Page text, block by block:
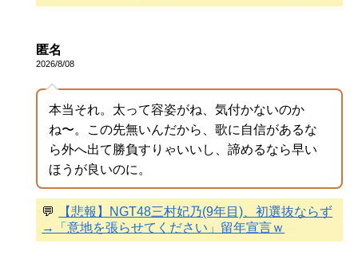
匿名
2026/8/08
本当それ。太って容姿がね、気付かないのか
ね〜。この先無いんだから、歌に自信があるな
ら外へ出て勝負すりゃいいし、諦めるなら早い
ほうが良いのに。
💬
【悲報】NGT48三村妃乃(9年目)、初選抜ならず
→「意地を張らせてください」留年宣言ｗ